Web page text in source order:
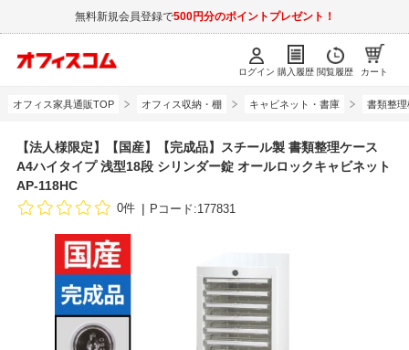
無料新規会員登録で500円分のポイントプレゼント！
ログイン 購入履歴 閲覧履歴 カート
オフィス家具通販TOP オフィス収納・棚 キャビネット・書庫 書類整
【法人様限定】【国産】【完成品】スチール製 書類整理ケース
A4ハイタイプ 浅型18段 シリンダー錠 オールロックキャビネット
AP-118HC
0件 Pコード:177831